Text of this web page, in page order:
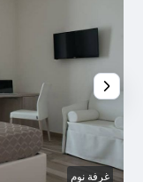
غرفة نوم